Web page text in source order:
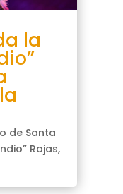
la
de Santa
Rojas,